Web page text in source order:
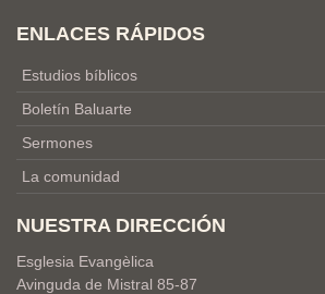
ENLACES RÁPIDOS
Estudios bíblicos
Boletín Baluarte
Sermones
La comunidad
NUESTRA DIRECCIÓN
Esglesia Evangèlica
Avinguda de Mistral 85-87